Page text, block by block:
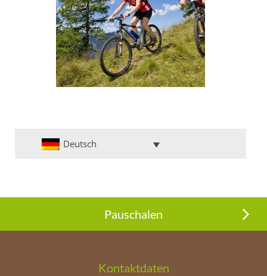
Deutsch
Pauschalen
Kontaktdaten